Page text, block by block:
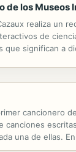
de los Museos
realiza un
de
que significan a
cancionero
canciones
una de ellas.
de las